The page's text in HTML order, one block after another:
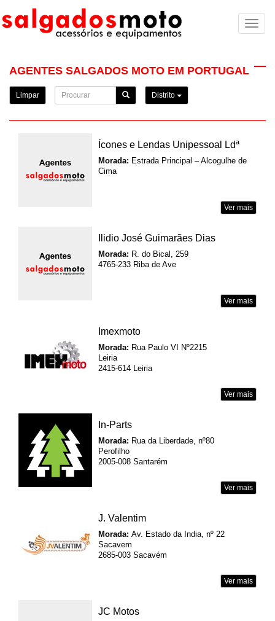
AGENTES SALGADOS MOTO EM PORTUGAL
Limpar Distrito
Ícones e Lendas Unipessoal Ldª
Morada: Estrada Principal – Alcogulhe de
Cima
Ver mais
Ilidio José Guimarães Dias
Morada: R. do Bical, 259
4765-233 Riba de Ave
Ver mais
Imexmoto
Morada: Rua Paulo VI Nº2215
Leiria
2415-614 Leiria
Ver mais
In-Parts
Morada: Rua da Liberdade, nº80
Perofilho
2005-008 Santarém
Ver mais
J. Valentim
Morada: Av. Estado da India, nº 22
Sacavem
2685-003 Sacavém
Ver mais
JC Motos